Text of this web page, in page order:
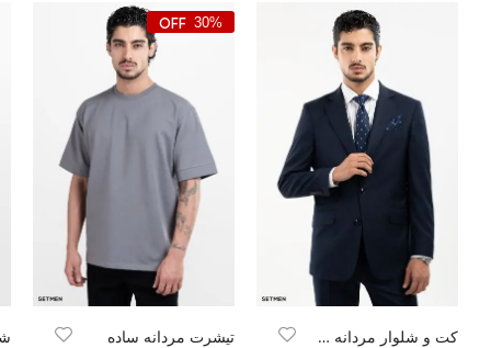
کت و شلوار مردانه LUXE WOOL
30%
تیشرت مردانه ساده